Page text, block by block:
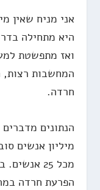
אני מניח שאין
היא מתחילה
ואז מתפשטת
המחשבות רצות,
חרדה.
מיליון אנשים